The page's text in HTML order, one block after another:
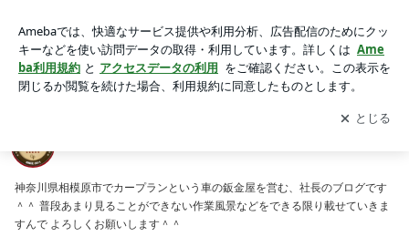
アプリをダウンロードして ブログの更新通知
を受け取りまし
ょう。
開く
神奈川県相模原市でカープランという車の鈑金屋を営む、社長のブログです
＾＾ 普段あまり見ることができない作業風景などをできる限り載せていきま
すんで よろしくお願いします＾＾